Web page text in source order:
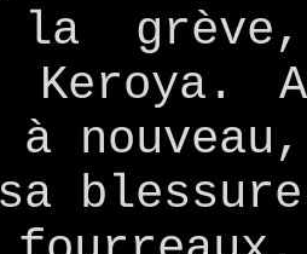
la